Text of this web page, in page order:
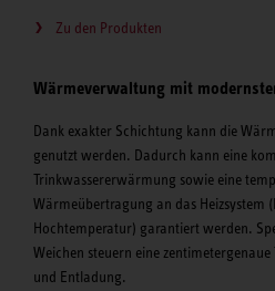
Zu den Produkten
Wärmeverwaltung mit
Dank exakter Schichtung kann die
genutzt werden. Dadurch kann eine
Trinkwassererwärmung sowie eine
Wärmeübertragung an das Heizsystem
Hochtemperatur) garantiert werden.
Weichen steuern eine
und Entladung.